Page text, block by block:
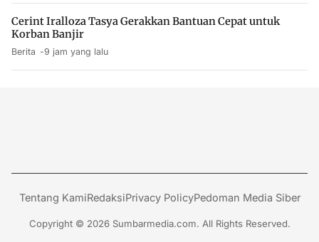
Cerint Iralloza Tasya Gerakkan Bantuan Cepat untuk
Korban Banjir
Berita 9 jam yang lalu
Tentang KamiRedaksiPrivacy PolicyPedoman Media Siber
Copyright © 2026 Sumbarmedia.com. All Rights Reserved.